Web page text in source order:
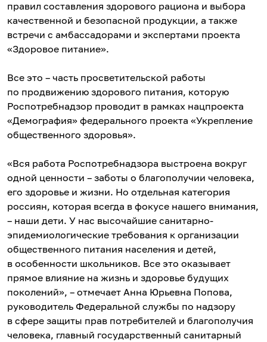
правил составления здорового рациона и выбора
качественной и безопасной продукции, а также
встречи с амбассадорами и экспертами проекта
«Здоровое питание».
Все это – часть просветительской работы
по продвижению здорового питания, которую
Роспотребнадзор проводит в рамках нацпроекта
«Демография» федерального проекта «Укрепление
общественного здоровья».
«Вся работа Роспотребнадзора выстроена вокруг
одной ценности – заботы о благополучии человека,
его здоровье и жизни. Но отдельная категория
россиян, которая всегда в фокусе нашего внимания,
– наши дети. У нас высочайшие санитарно-
эпидемиологические требования к организации
общественного питания населения и детей,
в особенности школьников. Все это оказывает
прямое влияние на жизнь и здоровье будущих
поколений», – отмечает Анна Юрьевна Попова,
руководитель Федеральной службы по надзору
в сфере защиты прав потребителей и благополучия
человека, главный государственный санитарный